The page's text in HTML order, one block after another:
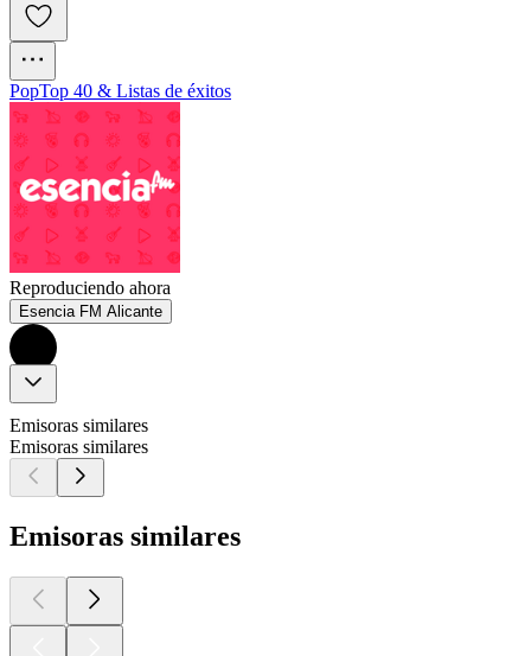
PopTop 40 & Listas de éxitos
Reproduciendo ahora
Esencia FM Alicante
Emisoras similares
Emisoras similares
Emisoras similares